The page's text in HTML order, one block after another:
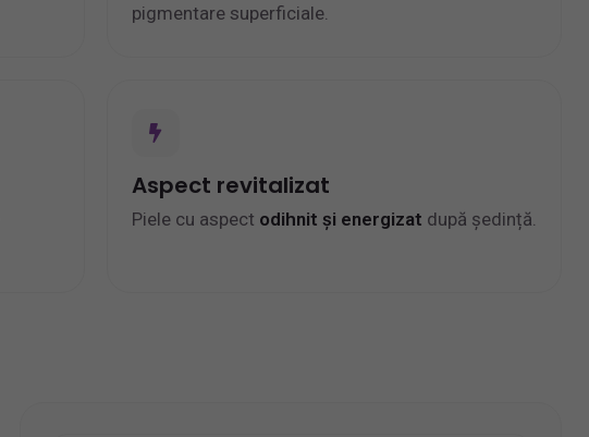
pigmentare superficiale.
Aspect revitalizat
Piele cu aspect odihnit și energizat după ședință.